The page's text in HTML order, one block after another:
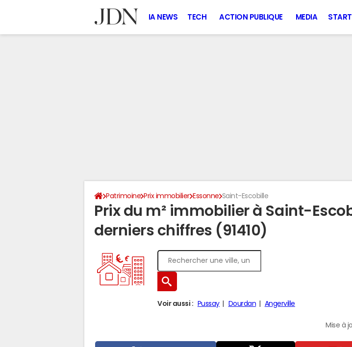
IA NEWS TECH ACTION PUBLIQUE MEDIA
Patrimoine Prix immobilier Essonne Saint-Escobille
Prix du m² immobilier à Saint-
derniers chiffres (91410)
Voir aussi : Pussay Dourdan Angerville
Mise à